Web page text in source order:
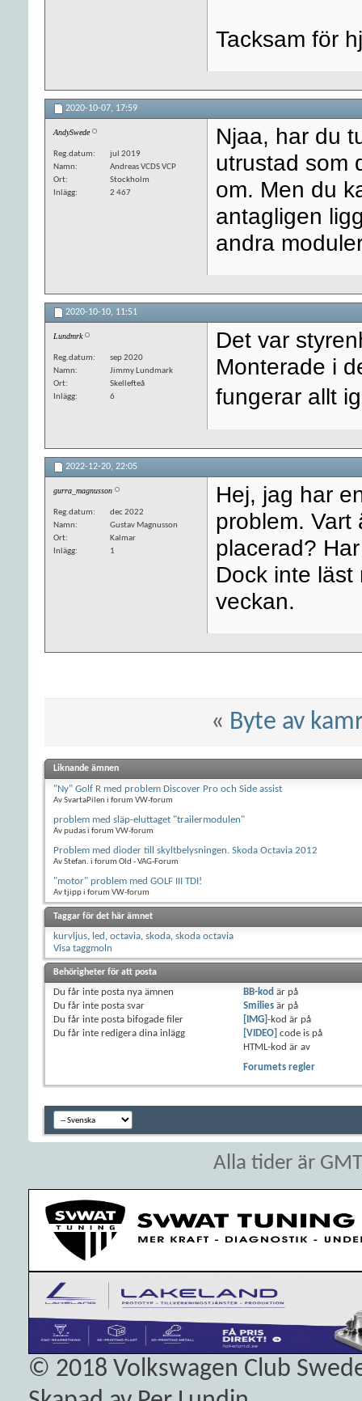
Tacksam för
2020-10-07, 17:59
AndySwede
Reg.datum
jul 2019
Namn
Andreas VCDS VCP
Ort
Stockholm
Inlägg
2 467
Njaa, har du
utrustad som
om. Men du
antagligen
andra
2020-10-10, 11:51
Lundmrk
Reg.datum
sep 2020
Namn
Jimmy Lundmark
Ort
Skellefteå
Inlägg
6
Det var
Monterade i
fungerar allt
2022-12-20, 22:05
gurra_magnusson
Reg.datum
dec 2022
Namn
Gustav Magnusson
Ort
Kalmar
Inlägg
1
Hej, jag har
problem. Vart
placerad?
Dock inte
veckan.
« Byte av
Liknande ämnen
"Ny" Golf R med problem Discover Pro och Side assist
Av SvartaPilen i forum VW-forum
problem med släp-eluttaget "trailermodulen"
Av pudas i forum VW-forum
Problem med dioder till skyltbelysningen. Skoda Octavia 2012
Av Stefan. i forum Old - VAG-Forum
"motor" problem med GOLF III TDI!
Av tjipp i forum VW-forum
Taggar för det här ämnet
kurvljus, led , octavia, skoda, skoda octavia
Visa taggmoln
Behörigheter för att posta
Du får inte posta nya ämnen
Du får inte posta svar
Du får inte posta bifogade filer
Du får inte redigera dina inlägg
BB-kod är på
Smiliesär på
[IMG] -kod är på
[VIDEO] code is på
HTML-kod är av
Forumets regler
Alla tider är
© 2018 Volkswagen Club